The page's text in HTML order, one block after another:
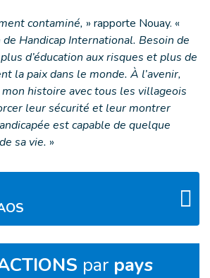
contaminé, » rapporte Nouay. «
Handicap International. Besoin de
d’éducation aux risques et plus de
la paix dans le monde. À l’avenir,
mon histoire avec tous les villageois
leur sécurité et leur montrer
est capable de quelque
sa vie. »
par pays